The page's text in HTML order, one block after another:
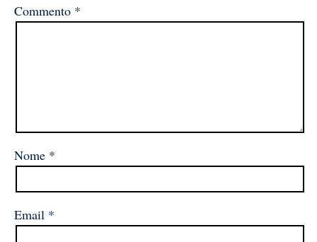
Commento *
Nome *
Email *